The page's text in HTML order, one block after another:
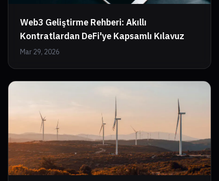
Web3 Geliştirme Rehberi: Akıllı
Kontratlardan DeFi'ye Kapsamlı Kılavuz
Mar 29, 2026